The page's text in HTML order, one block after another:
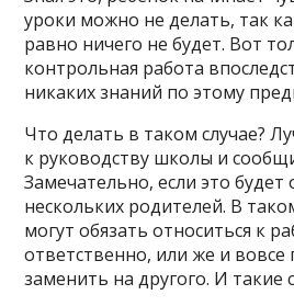
уроки можно не делать, так
равно ничего не будет. Вот
контрольная работа
никаких знаний по этому
Что делать в таком случае?
к руководству школы и
Замечательно, если это
нескольких родителей. В
могут обязать относиться к
ответственно, или же и вовсе
заменить на другого. И такие